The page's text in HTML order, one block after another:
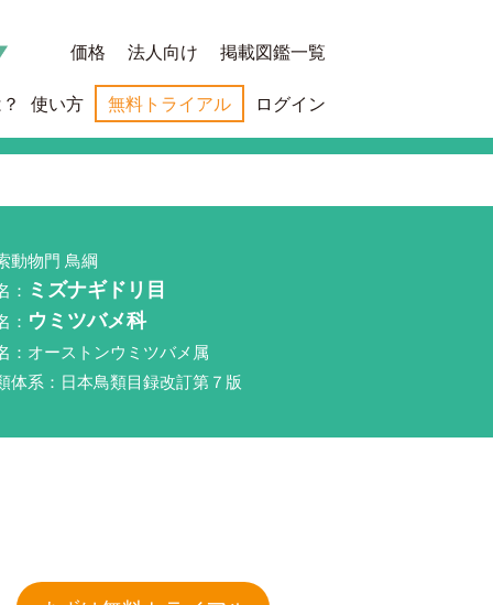
価格 法人向け 掲載図鑑一覧
使い方 無料トライアル ログイン
動物門 鳥綱
： ミズナギドリ目
： ウミツバメ科
：オーストンウミツバメ属
体系：日本鳥類目録改訂第７版